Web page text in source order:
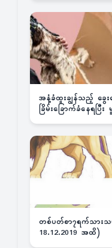
အနံ့ခံထူးချွန်သည့် ခွေ
ခြိမ်းခြောက်ခံနေရ
တစ်ပတ်စာ၇ရက်သားသ
18.12.2019 အထိ)